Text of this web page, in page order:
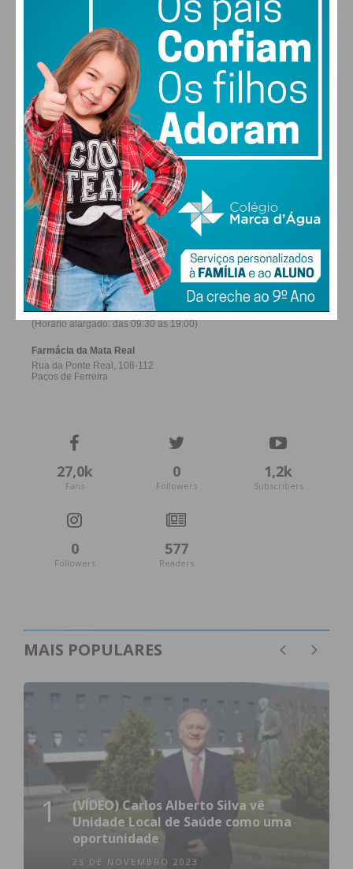
SÁB DOM
28
SEG
30
TER
ALTERAR
FARMACIAS DE SERVIÇO EM PAÇOS DE
FERREIRA
27,0k
Fans
0
Followers
1,2k
Subscribers
0
Followers
577
Readers
MAIS POPULARES
1
(VÍDEO) Carlos Alberto Silva vê
Unidade Local de Saúde como uma
oportunidade
23 DE NOVEMBRO 2023